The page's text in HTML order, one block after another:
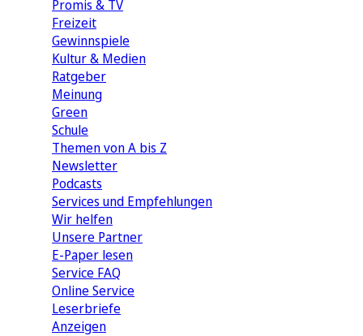
Promis & TV
Freizeit
Gewinnspiele
Kultur & Medien
Ratgeber
Meinung
Green
Schule
Themen von A bis Z
Newsletter
Podcasts
Services und Empfehlungen
Wir helfen
Unsere Partner
E-Paper lesen
Service FAQ
Online Service
Leserbriefe
Anzeigen